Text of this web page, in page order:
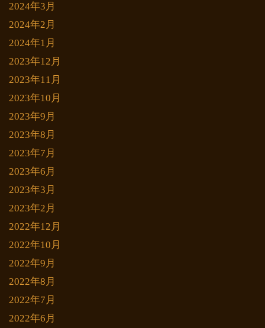
2024年3月
2024年2月
2024年1月
2023年12月
2023年11月
2023年10月
2023年9月
2023年8月
2023年7月
2023年6月
2023年3月
2023年2月
2022年12月
2022年10月
2022年9月
2022年8月
2022年7月
2022年6月